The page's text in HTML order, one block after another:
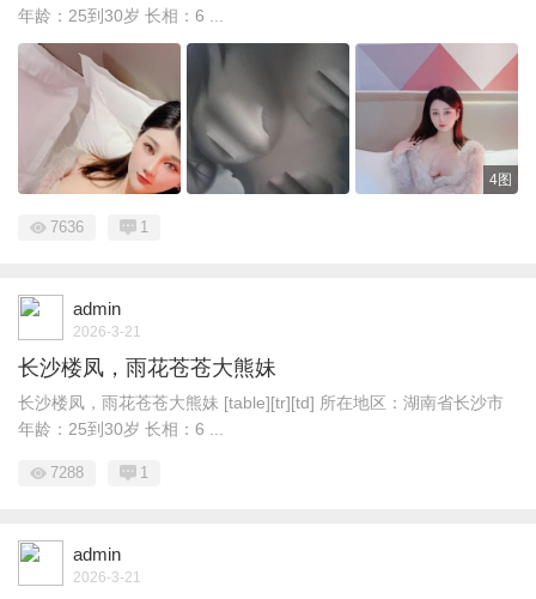
年龄：25到30岁 长相：6 ...
4图
7636 1
admin
2026-3-21
长沙楼凤，雨花苍苍大熊妹
长沙楼凤，雨花苍苍大熊妹 [table][tr][td] 所在地区：湖南省长沙市
年龄：25到30岁 长相：6 ...
7288 1
admin
2026-3-21